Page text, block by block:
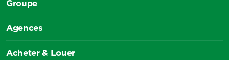
Groupe
Agences
Acheter & Louer